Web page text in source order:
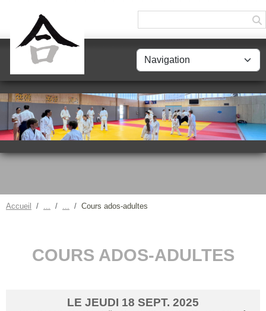
Accueil Cours ados-adultes
COURS ADOS-ADULTES
LE JEUDI 18 SEPT. 2025